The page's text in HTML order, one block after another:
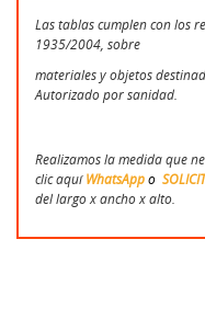
Las tablas cumplen con los
1935/2004, sobre
materiales y objetos
Autorizado por sanidad.
Realizamos la medida que
clic aquí WhatsAppo
del largo x ancho x alto.